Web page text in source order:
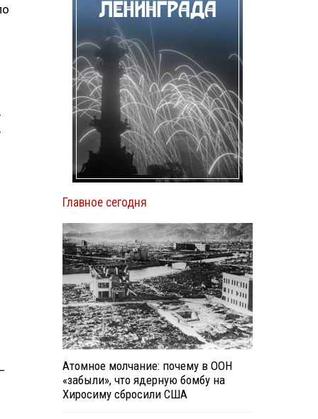
Главное сегодня
Атомное молчание: почему в ООН
«забыли», что ядерную бомбу на
Хиросиму сбросили США